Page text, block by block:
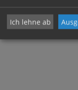
Ich lehne ab